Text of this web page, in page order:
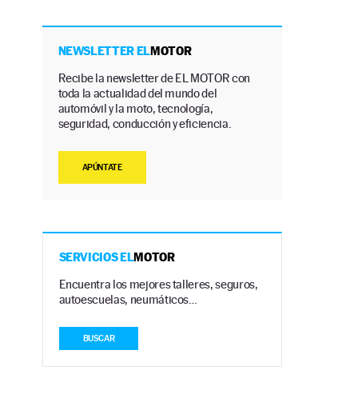
NEWSLETTER ELMOTOR
Recibe la newsletter de EL MOTOR con
toda la actualidad del mundo del
automóvil y la moto, tecnología,
seguridad, conducción y eficiencia.
APÚNTATE
SERVICIOS ELMOTOR
Encuentra los mejores talleres, seguros,
autoescuelas, neumáticos…
BUSCAR